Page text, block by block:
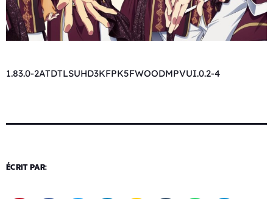
1.83.0-2ATDTLSUHD3KFPK5FWOODMPVUI.0.2-4
ÉCRIT PAR: